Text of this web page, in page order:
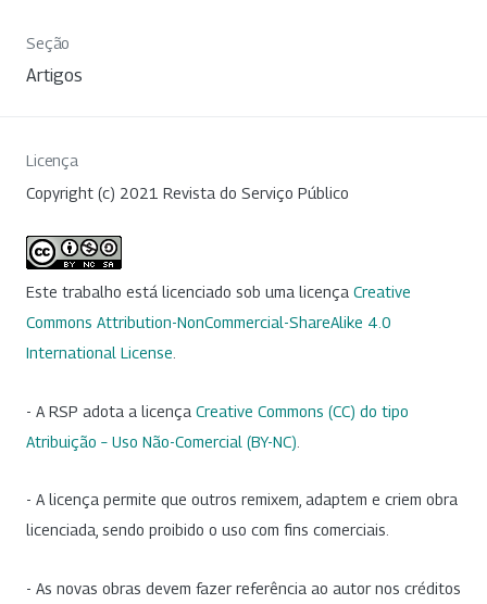
Seção
Artigos
Licença
Copyright (c) 2021 Revista do Serviço Público
Este trabalho está licenciado sob uma licença Creative
Commons Attribution-NonCommercial-ShareAlike 4.0
International License
- A RSP adota a licença Creative Commons (CC) do tipo
Atribuição – Uso Não-Comercial (BY-NC)
- A licença permite que outros remixem, adaptem e criem obra
licenciada, sendo proibido o uso com fins comerciais.
- As novas obras devem fazer referência ao autor nos créditos